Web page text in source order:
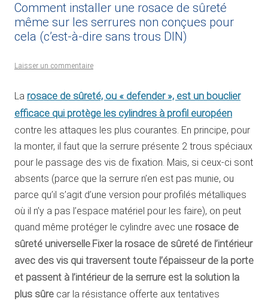
Comment installer une rosace de sûreté
même sur les serrures non conçues pour
cela (c’est-à-dire sans trous DIN)
Laisser un commentaire
La rosace de sûreté, ou « defender », est un bouclier
efficace qui protège les cylindres à profil européen
contre les attaques les plus courantes. En principe, pour
la monter, il faut que la serrure présente 2 trous spéciaux
pour le passage des vis de fixation. Mais, si ceux-ci sont
absents (parce que la serrure n’en est pas munie, ou
parce qu’il s’agit d’une version pour profilés métalliques
où il n’y a pas l’espace matériel pour les faire), on peut
quand même protéger le cylindre avec une rosace de
sûreté universelle.Fixer la rosace de sûreté de l’intérieur
avec des vis qui traversent toute l’épaisseur de la porte
et passent à l’intérieur de la serrure est la solution la
plus sûre car la résistance offerte aux tentatives